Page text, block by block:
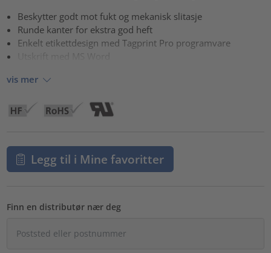
Beskytter godt mot fukt og mekanisk slitasje
Runde kanter for ekstra god heft
Enkelt etikettdesign med Tagprint Pro programvare
Utskrift med MS Word
vis mer
Legg til i Mine favoritter
Finn en distributør nær deg